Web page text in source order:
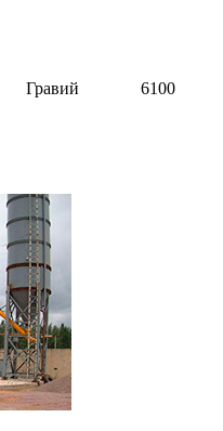
Гравий 6100